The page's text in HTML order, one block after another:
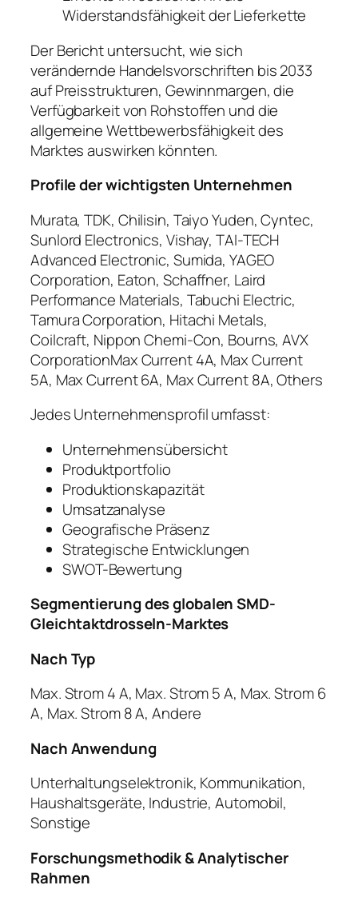
Widerstandsfähigkeit der Lieferkette
Der Bericht untersucht, wie sich
verändernde Handelsvorschriften bis 2033
auf Preisstrukturen, Gewinnmargen, die
Verfügbarkeit von Rohstoffen und die
allgemeine Wettbewerbsfähigkeit des
Marktes auswirken könnten.
Profile der wichtigsten Unternehmen
Murata, TDK, Chilisin, Taiyo Yuden, Cyntec,
Sunlord Electronics, Vishay, TAI-TECH
Advanced Electronic, Sumida, YAGEO
Corporation, Eaton, Schaffner, Laird
Performance Materials, Tabuchi Electric,
Tamura Corporation, Hitachi Metals,
Coilcraft, Nippon Chemi-Con, Bourns, AVX
CorporationMax Current 4A, Max Current
5A, Max Current 6A, Max Current 8A, Others
Jedes Unternehmensprofil umfasst:
Unternehmensübersicht
Produktportfolio
Produktionskapazität
Umsatzanalyse
Geografische Präsenz
Strategische Entwicklungen
SWOT-Bewertung
Segmentierung des globalen SMD-
Gleichtaktdrosseln-Marktes
Nach Typ
Max. Strom 4 A, Max. Strom 5 A, Max. Strom 6
A, Max. Strom 8 A, Andere
Nach Anwendung
Unterhaltungselektronik, Kommunikation,
Haushaltsgeräte, Industrie, Automobil,
Sonstige
Forschungsmethodik & Analytischer
Rahmen